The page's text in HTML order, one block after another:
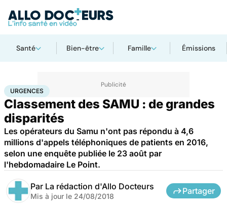
Santé Bien-être Famille Émissions
AccueilSanté Urgences
URGENCES
Classement des SAMU : de grandes
disparités
Les opérateurs du Samu n'ont pas répondu à 4,6
millions d'appels téléphoniques de patients en 2016,
selon une enquête publiée le 23 août par
l'hebdomadaire Le Point.
Par La rédaction d'Allo Docteurs
Mis à jour le 24/08/2018
Partager